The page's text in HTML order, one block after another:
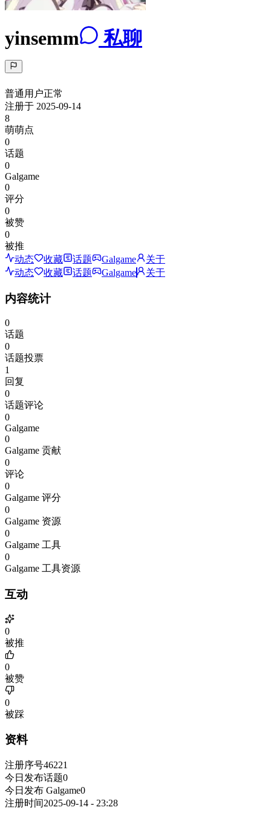
yinsemm 私聊
普通用户正常
注册于 2025-09-14
8
萌萌点
0
话题
0
Galgame
0
评分
0
被赞
0
被推
动态
收藏 话题 Galgame
关于
动态
收藏 话题 Galgame 关于
内容统计
0
话题
0
话题投票
1
回复
0
话题评论
0
Galgame
0
Galgame 贡献
0
评论
0
Galgame 评分
0
Galgame 资源
0
Galgame 工具
0
Galgame 工具资源
互动
0
被推
0
被赞
0
被踩
资料
注册序号46221
今日发布话题0
今日发布 Galgame0
注册时间2025-09-14 - 23:28